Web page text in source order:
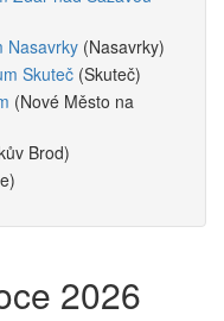
Nasavrky (Nasavrky)
Skuteč (Skuteč)
(Nové Město na
Brod)
2026